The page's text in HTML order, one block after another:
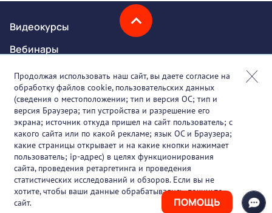
ПОМОЩЬ
Видеокурсы
Вебинары
Онлайн-события
Партнеры
О проекте
Вакансии
Блог
Контакты
Продолжая использовать наш сайт, вы даете согласие на
обработку файлов cookie, пользовательских данных
(сведения о местоположении; тип и версия ОС; тип и
версия Браузера; тип устройства и разрешение его
экрана; источник откуда пришел на сайт пользователь; с
какого сайта или по какой рекламе; язык ОС и Браузера;
какие страницы открывает и на какие кнопки нажимает
пользователь; ip-адрес) в целях функционирования
сайта, проведения ретаргетинга и проведения
статистических исследований и обзоров. Если вы не
хотите, чтобы ваши данные обрабатывались, покиньте
сайт.